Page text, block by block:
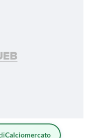
Calciomercato